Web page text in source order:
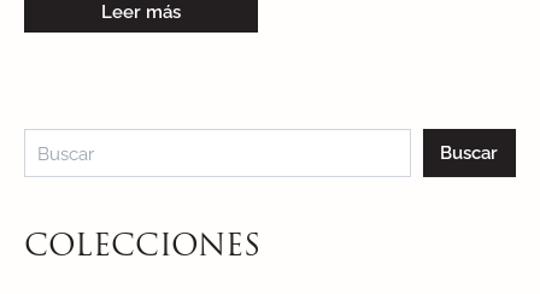
Buscar
COLECCIONES
Leer más